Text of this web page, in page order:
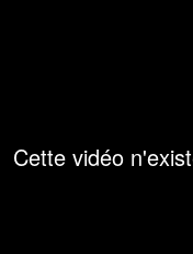
Cette vidéo